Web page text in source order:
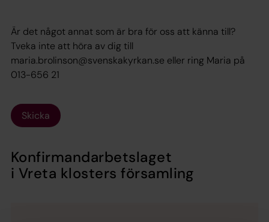
Är det något annat som är bra för oss att känna till?
Tveka inte att höra av dig till
maria.brolinson@svenskakyrkan.se eller ring Maria på
013-656 21
Skicka
Konfirmandarbetslaget
i Vreta klosters församling